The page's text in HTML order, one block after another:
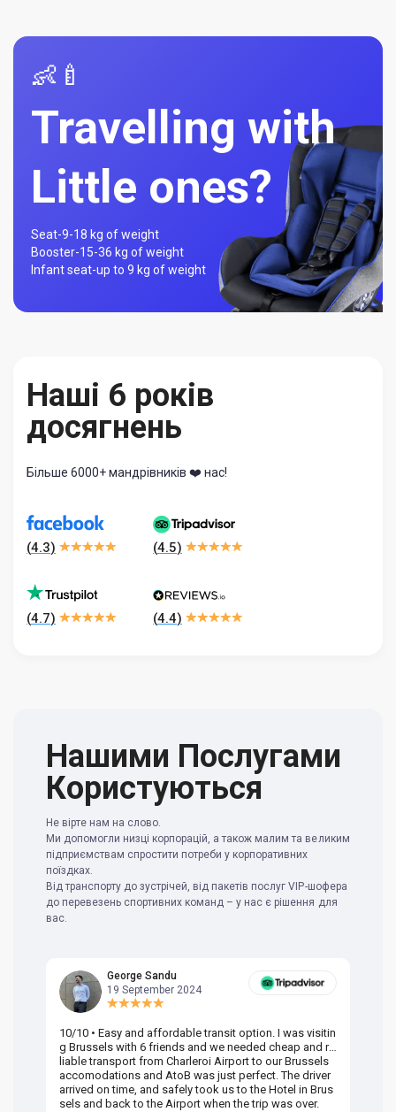
👶🍼
Travelling with
Little ones?
Seat-9-18 kg of weight
Booster-15-36 kg of weight
Infant seat-up to 9 kg of weight
Наші 6 років
досягнень
Більше 6000+ мандрівників ❤️ нас!
(4.3) (4.5)
(4.7) (4.4)
Нашими Послугами
Користуються
Не вірте нам на слово.
Ми допомогли низці корпорацій, а також малим та великим
підприємствам спростити потреби у корпоративних
поїздках.
Від транспорту до зустрічей, від пакетів послуг VIP-шофера
до перевезень спортивних команд – у нас є рішення для
вас.
George Sandu
19 September 2024
10/10 • Easy and affordable transit option. I was visitin
g Brussels with 6 friends and we needed cheap and re
liable transport from Charleroi Airport to our Brussels
accomodations and AtoB was just perfect. The driver
arrived on time, and safely took us to the Hotel in Brus
sels and back to the Airport when the trip was over.